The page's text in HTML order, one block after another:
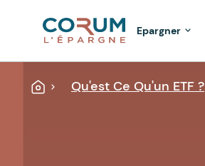
AccueilQu'est Ce Qu'un ETF ?
Epargner